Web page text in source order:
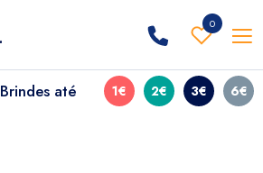
0
Brindes até 1€ 2€ 3€ 6€